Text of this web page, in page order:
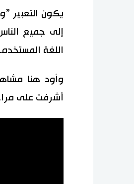
يكون التعبير
إلى جميع
اللغة
وأود هنا
أشرفت على